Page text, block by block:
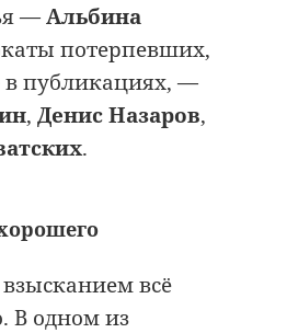
—Альбина
потерпевших,
публикациях, —
,Денис Назаров,
.
всё
В одном из